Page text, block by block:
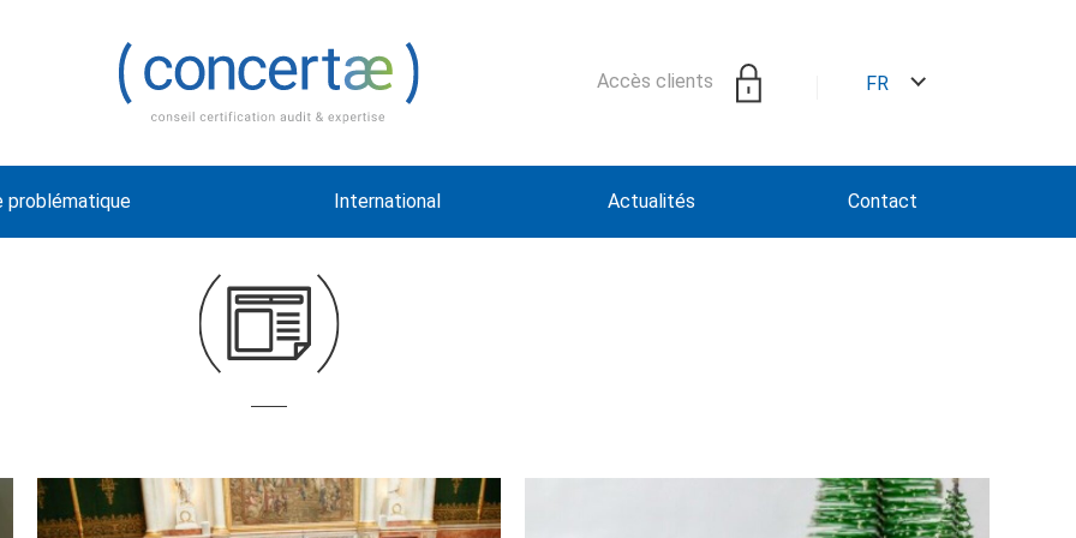
Accès clients FR
problématique International Actualités Contact